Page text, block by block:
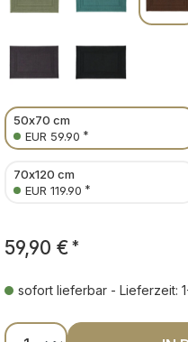
50x70 cm
EUR 59.90 *
70x120 cm
EUR 119.90 *
59,90 € *
sofort lieferbar - Lieferzeit:
Produkt Anzahl: